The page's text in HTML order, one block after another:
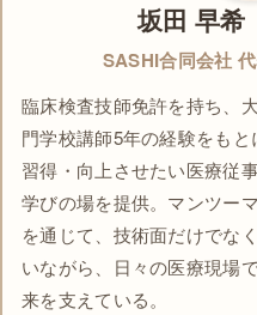
坂田 早希
SASHI合同会社
臨床検査技師免許を持ち、
門学校講師5年の経験をも
習得・向上させたい医療従
学びの場を提供。マンツー
を通じて、技術面だけでな
いながら、日々の医療現場
来を支えている。